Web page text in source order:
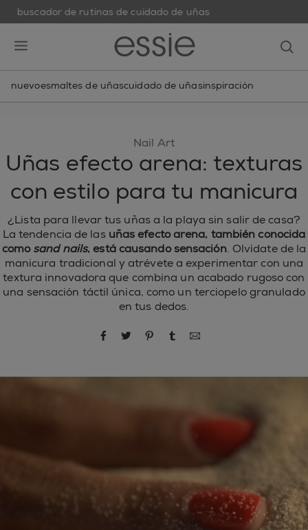
buscador de rutinas de cuidado de uñas
nuevoesmaltes de uñascuidado de uñasinspiración
Nail Art
Uñas efecto arena: texturas
con estilo para tu manicura
¿Lista para llevar tus uñas a la playa sin salir de casa?
La tendencia de las uñas efecto arena, también conocida
comosand nails, está causando sensación. Olvídate de la
manicura tradicional y atrévete a experimentar con una
textura innovadora que combina un acabado rugoso con
una sensación táctil única, como un terciopelo granulado
en tus dedos.
compartir por Facebook
compartir por Twitter
compartir por Pinterest
compartir por Tumblr
compartir por